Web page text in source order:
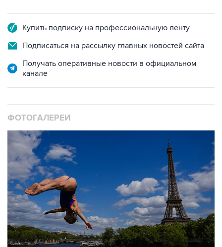
Подписаться на рассылку главных новостей сайта
Получать оперативные новости в официальном
10